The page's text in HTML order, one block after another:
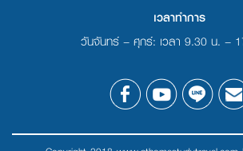
เวลาทำการ
วันจันทร์ – ศุกร์: เวลา 9.30 น. –